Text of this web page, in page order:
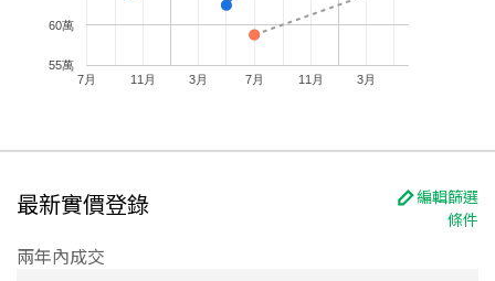
7月 11月 3月 7月 11月 3月
55萬
60萬
最新實價登錄
編輯篩選
條件
兩年內成交